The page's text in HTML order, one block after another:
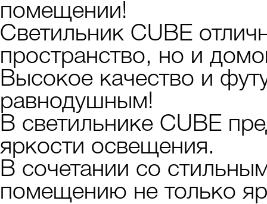
помещении!
Светильник CUBE
пространство, но и
Высокое качество и
равнодушным!
В светильнике CUBE
яркости освещения.
В сочетании со
помещению не только